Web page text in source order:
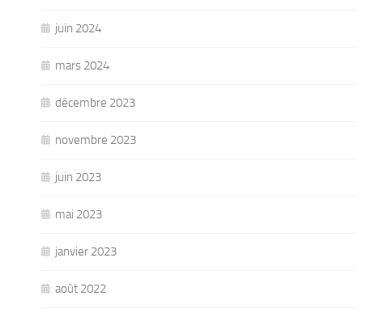
juin 2024
mars 2024
décembre 2023
novembre 2023
juin 2023
mai 2023
janvier 2023
août 2022